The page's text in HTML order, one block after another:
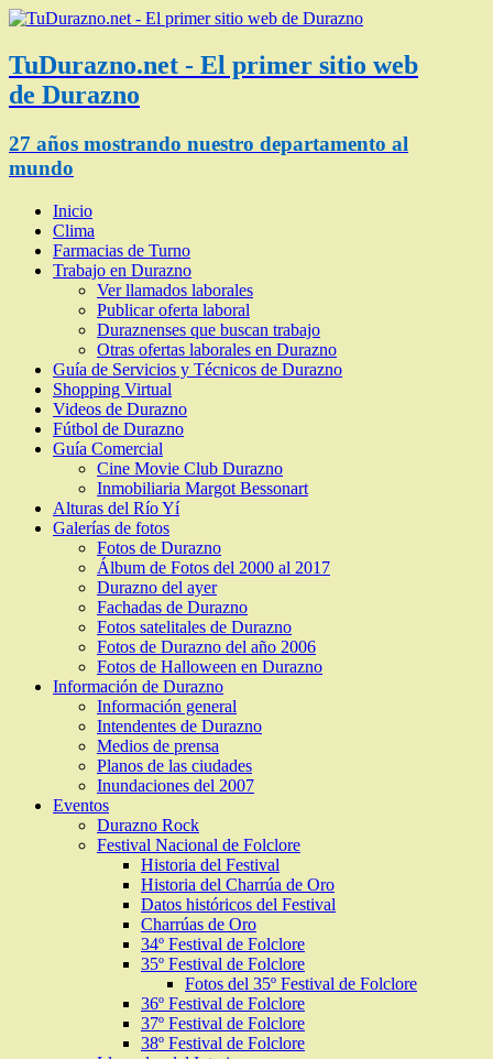
TuDurazno.net - El primer sitio web
de Durazno
27 años mostrando nuestro departamento al
mundo
Inicio
Clima
Farmacias de Turno
Trabajo en Durazno
Ver llamados laborales
Publicar oferta laboral
Duraznenses que buscan trabajo
Otras ofertas laborales en Durazno
Guía de Servicios y Técnicos de Durazno
Shopping Virtual
Videos de Durazno
Fútbol de Durazno
Guía Comercial
Cine Movie Club Durazno
Inmobiliaria Margot Bessonart
Alturas del Río Yí
Galerías de fotos
Fotos de Durazno
Álbum de Fotos del 2000 al 2017
Durazno del ayer
Fachadas de Durazno
Fotos satelitales de Durazno
Fotos de Durazno del año 2006
Fotos de Halloween en Durazno
Información de Durazno
Información general
Intendentes de Durazno
Medios de prensa
Planos de las ciudades
Inundaciones del 2007
Eventos
Durazno Rock
Festival Nacional de Folclore
Historia del Festival
Historia del Charrúa de Oro
Datos históricos del Festival
Charrúas de Oro
34º Festival de Folclore
35º Festival de Folclore
Fotos del 35º Festival de Folclore
36º Festival de Folclore
37º Festival de Folclore
38º Festival de Folclore